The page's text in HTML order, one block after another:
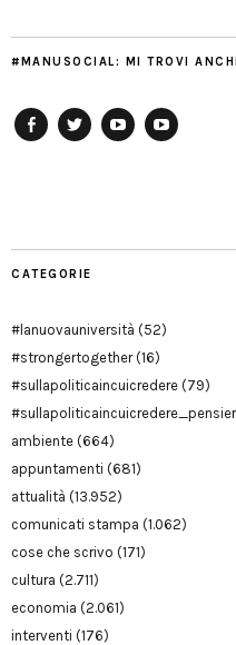
#MANUSOCIAL: MI TROVI
CATEGORIE
#lanuovauniversità (52)
#strongertogether(16)
#sullapoliticaincuicredere (79)
ambiente (664)
appuntamenti (681)
attualità (13.952)
comunicati stampa (1.062)
cose che scrivo (171)
cultura (2.711)
economia (2.061)
interventi (176)